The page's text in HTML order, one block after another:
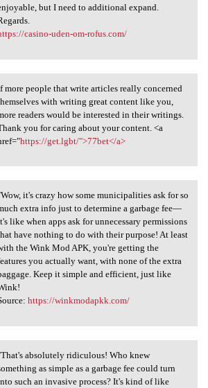
but I need to additional expand.
casino-uden-om-rofus.com/
people that write
more people that write articles really concerned
with writing great content like you,
readers would be interested in their writings.
you for caring about your content. <a
https://get.lgbt/">77bet</a>
it's crazy how some
it's crazy how some municipalities ask for so
extra info just to determine a garbage fee—
like when apps ask for unnecessary permissions
have nothing to do with their purpose! At least
the Wink Mod APK, you're getting the
you actually want, with none of the extra
Keep it simple and efficient, just like
https://winkmodapkk.com/
absolutely ridiculous
absolutely ridiculous! Who knew
as simple as a garbage fee could turn
such an invasive process? It's kind of like